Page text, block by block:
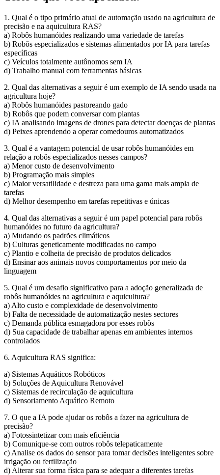
1. Qual é o tipo primário atual de automação usado na agricultura de
precisão e na aquicultura RAS?
a) Robôs humanóides realizando uma variedade de tarefas
b) Robôs especializados e sistemas alimentados por IA para tarefas
específicas
c) Veículos totalmente autônomos sem IA
d) Trabalho manual com ferramentas básicas
2. Qual das alternativas a seguir é um exemplo de IA sendo usada na
agricultura hoje?
a) Robôs humanóides pastoreando gado
b) Robôs que podem conversar com plantas
c) IA analisando imagens de drones para detectar doenças de plantas
d) Peixes aprendendo a operar comedouros automatizados
3. Qual é a vantagem potencial de usar robôs humanóides em
relação a robôs especializados nesses campos?
a) Menor custo de desenvolvimento
b) Programação mais simples
c) Maior versatilidade e destreza para uma gama mais ampla de
tarefas
d) Melhor desempenho em tarefas repetitivas e únicas
4. Qual das alternativas a seguir é um papel potencial para robôs
humanóides no futuro da agricultura?
a) Mudando os padrões climáticos
b) Culturas geneticamente modificadas no campo
c) Plantio e colheita de precisão de produtos delicados
d) Ensinar aos animais novos comportamentos por meio da
linguagem
5. Qual é um desafio significativo para a adoção generalizada de
robôs humanóides na agricultura e aquicultura?
a) Alto custo e complexidade de desenvolvimento
b) Falta de necessidade de automatização nestes sectores
c) Demanda pública esmagadora por esses robôs
d) Sua capacidade de trabalhar apenas em ambientes internos
controlados
6. Aquicultura RAS significa:
a) Sistemas Aquáticos Robóticos
b) Soluções de Aquicultura Renovável
c) Sistemas de recirculação de aquicultura
d) Sensoriamento Aquático Remoto
7. O que a IA pode ajudar os robôs a fazer na agricultura de
precisão?
a) Fotossintetizar com mais eficiência
b) Comunique-se com outros robôs telepaticamente
c) Analise os dados do sensor para tomar decisões inteligentes sobre
irrigação ou fertilização
d) Alterar sua forma física para se adequar a diferentes tarefas